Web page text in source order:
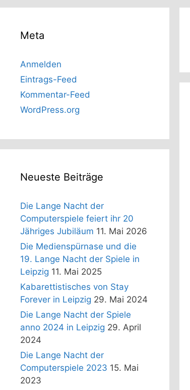
Meta
Anmelden
Eintrags-Feed
Kommentar-Feed
WordPress.org
Neueste Beiträge
Die Lange Nacht der
Computerspiele feiert ihr 20
Jähriges Jubiläum 11. Mai 2026
Die Medienspürnase und die
19. Lange Nacht der Spiele in
Leipzig 11. Mai 2025
Kabarettistisches von Stay
Forever in Leipzig 29. Mai 2024
Die Lange Nacht der Spiele
anno 2024 in Leipzig 29. April
2024
Die Lange Nacht der
Computerspiele 2023 15. Mai
2023